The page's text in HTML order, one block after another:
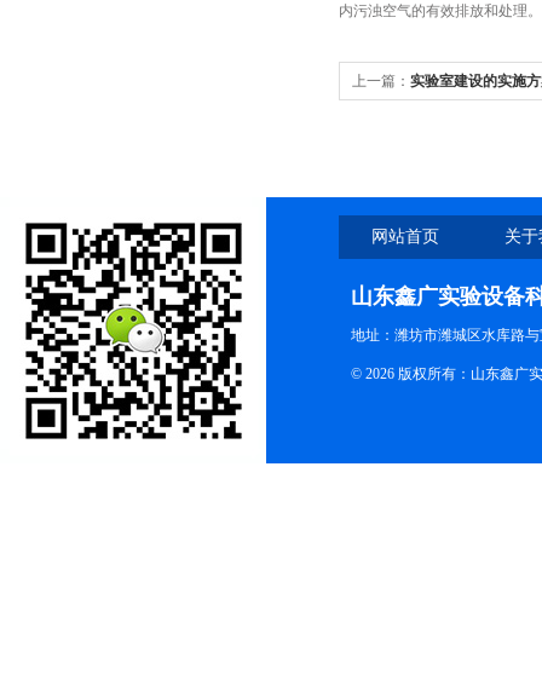
内污浊空气的有效排放和处理。
上一篇： 实验室建设的实施
网站首页 关
山东鑫广实验设备
地址：潍坊市潍城区水库路
© 2026 版权所有：山东鑫广